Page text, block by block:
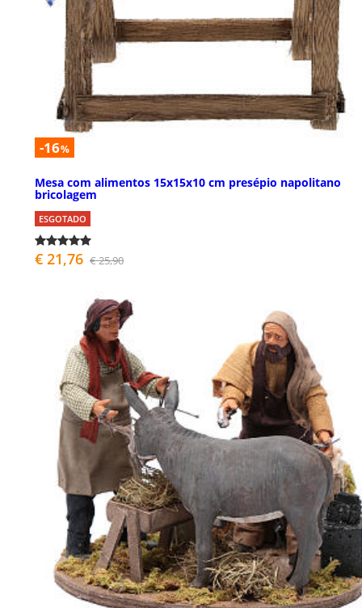
-16%
Mesa com alimentos 15x15x10 cm presépio napolitano
bricolagem
ESGOTADO
€ 21,76 € 25,90